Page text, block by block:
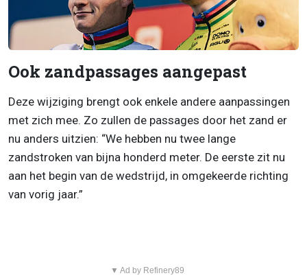
Ook zandpassages aangepast
Deze wijziging brengt ook enkele andere aanpassingen
met zich mee. Zo zullen de passages door het zand er
nu anders uitzien: “We hebben nu twee lange
zandstroken van bijna honderd meter. De eerste zit nu
aan het begin van de wedstrijd, in omgekeerde richting
van vorig jaar.”
▼ Ad by Refinery89